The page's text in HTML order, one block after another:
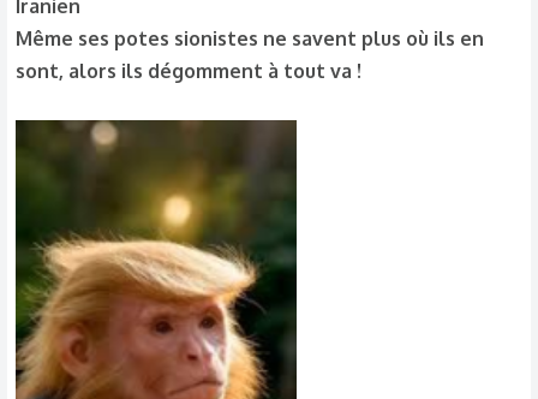
Iranien
Même ses potes sionistes ne savent plus où ils en
sont, alors ils dégomment à tout va !